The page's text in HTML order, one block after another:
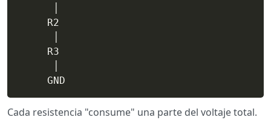
     R2
     R3
     GND
Cada resistencia "consume" una parte del voltaje total.